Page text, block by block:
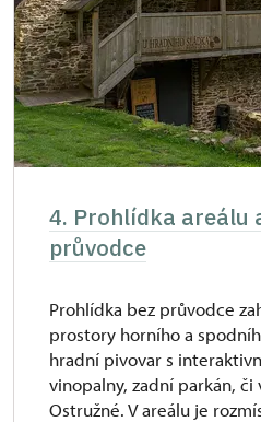
4. Prohlídka areálu
průvodce
Prohlídka bez průvodce
prostory horního a
hradní pivovar s
vinopalny, zadní parkán,
Ostružné. V areálu je